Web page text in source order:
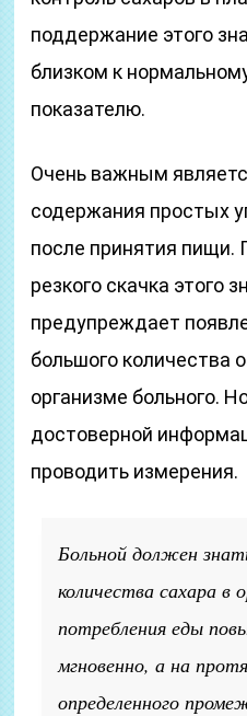
поддержание этого
близком к
показателю.
Очень важным
содержания простых
после принятия пищи.
резкого скачка этого
предупреждает
большого количества
организме больного.
достоверной
проводить измерения.
Больной должен
количества сахара в
потребления еды
мгновенно, а на
определенного